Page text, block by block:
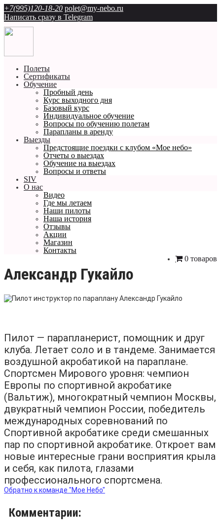
+7(995)120-18-20 polet@my-nebo.ru
Написать сразу в Telegram
Полеты
Сертификаты
Обучение
Пробный день
Курс выходного дня
Базовый курс
Индивидуальное обучение
Вопросы по обучению полетам
Парапланы в аренду
Выезды
Предстоящие поездки с клубом «Мое небо»
Отчеты о выездах
Обучение на выездах
Вопросы и ответы
SIV
О нас
Видео
Где мы летаем
Наши пилоты
Наша история
Отзывы
Акции
Магазин
Контакты
0 товаров
Александр Гукайло
Пилот — парапланерист, помощник и друг
клуба. Летает соло и в тандеме. Занимается
воздушной акробатикой на параплане.
Спортсмен Мирового уровня: чемпион
Европы по спортивной акробатике
(Вальтиж), многократный чемпион Москвы,
двукратный чемпион России, победитель
международных соревнований по
Спортивной акробатике среди смешанных
пар по спортивной акробатике. Откроет вам
новые интересные грани восприятия крыла
и себя, как пилота, глазами
профессионального спортсмена.
Обратно к команде "Мое Небо"
Комментарии: